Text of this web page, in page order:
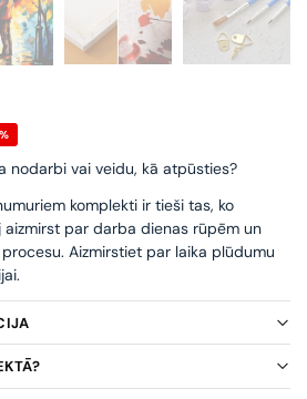
nodarbi vai veidu, kā atpūsties?
komplekti ir tieši tas, ko
aizmirst par darba dienas rūpēm un
Aizmirstiet par laika plūdumu